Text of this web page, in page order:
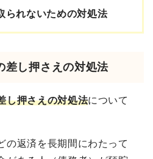
られないための対処法
差し押さえの対処法
し押さえの対処法について
の返済を長期間にわたって